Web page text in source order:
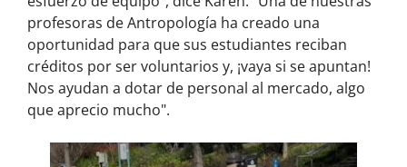
profesoras de Antropología ha creado una
oportunidad para que sus estudiantes reciban
créditos por ser voluntarios y, ¡vaya si se apuntan!
Nos ayudan a dotar de personal al mercado, algo
que aprecio mucho".